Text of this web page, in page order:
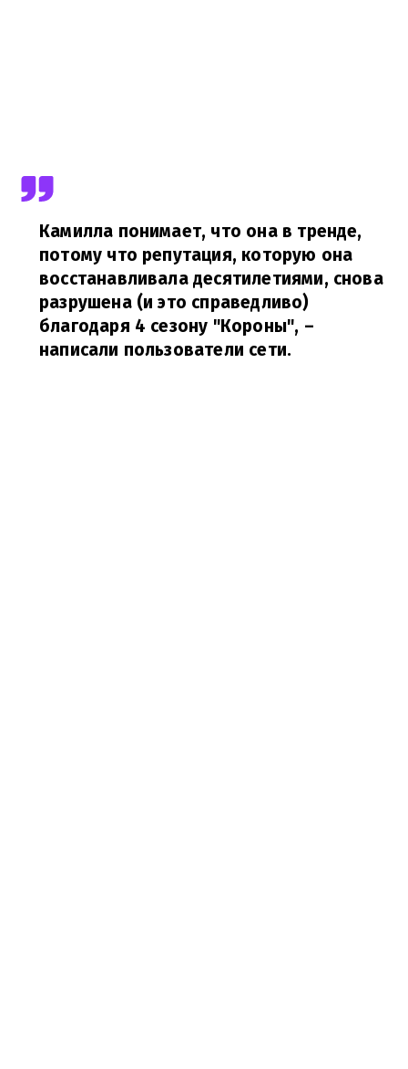
Камилла понимает, что она в тренде,
потому что репутация, которую она
восстанавливала десятилетиями, снова
разрушена (и это справедливо)
благодаря 4 сезону "Короны", ​–
написали пользователи сети.